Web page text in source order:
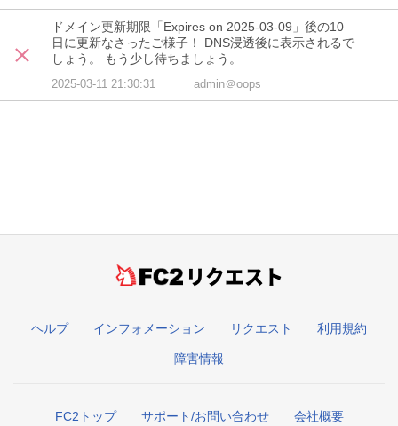
ドメイン更新期限「Expires on 2025-03-09」後の10
日に更新なさったご様子！ DNS浸透後に表示されるで
しょう。 もう少し待ちましょう。
2025-03-11 21:30:31 admin＠oops
リクエスト
ヘルプ インフォメーション リクエスト 利用規約
障害情報
FC2トップ サポート/お問い合わせ 会社概要